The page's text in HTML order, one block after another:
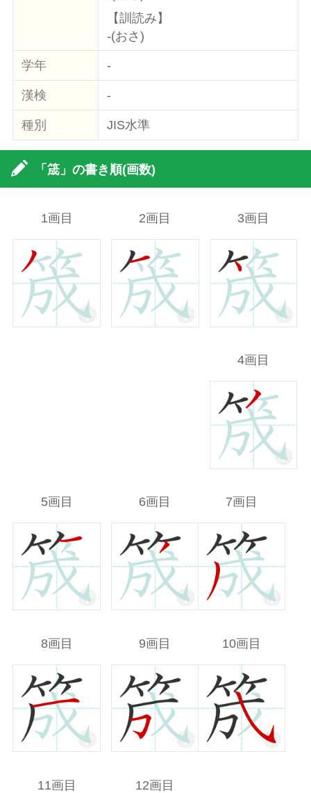
【訓読み】
-(おさ)
学年 -
漢検 -
種別 JIS水準
「筬」の書き順(画数)
1画目 2画目 3画目
4画目
5画目 6画目 7画目
8画目 9画目 10画目
11画目 12画目